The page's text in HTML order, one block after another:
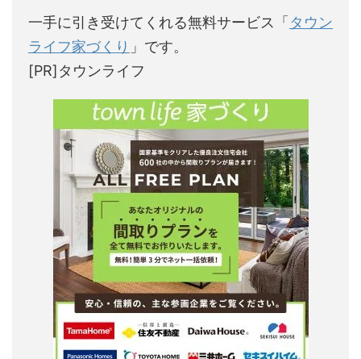
一手に引き受けてくれる無料サービス「 タウン
ライフ家づくり 」です。
[PR]タウンライフ